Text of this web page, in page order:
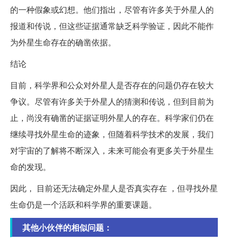
的一种假象或幻想。他们指出，尽管有许多关于外星人的
报道和传说，但这些证据通常缺乏科学验证，因此不能作
为外星生命存在的确凿依据。
结论
目前，科学界和公众对外星人是否存在的问题仍存在较大
争议。尽管有许多关于外星人的猜测和传说，但到目前为
止，尚没有确凿的证据证明外星人的存在。科学家们仍在
继续寻找外星生命的迹象，但随着科学技术的发展，我们
对宇宙的了解将不断深入，未来可能会有更多关于外星生
命的发现。
因此， 目前还无法确定外星人是否真实存在 ，但寻找外星
生命仍是一个活跃和科学界的重要课题。
其他小伙伴的相似问题：